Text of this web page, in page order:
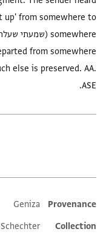
up' from somewhere to
else is preserved. AA.
ASE.
metadata
Provenance
Geniza
Collection